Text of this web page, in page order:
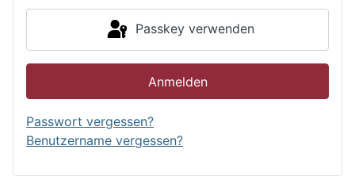
Passkey verwenden
Anmelden
Passwort vergessen?
Benutzername vergessen?